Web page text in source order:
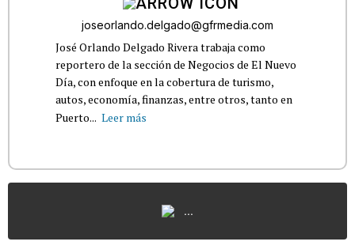
joseorlando.delgado@gfrmedia.com
José Orlando Delgado Rivera trabaja como
reportero de la sección de Negocios de El Nuevo
Día, con enfoque en la cobertura de turismo,
autos, economía, finanzas, entre otros, tanto en
Puerto... Leer más
...